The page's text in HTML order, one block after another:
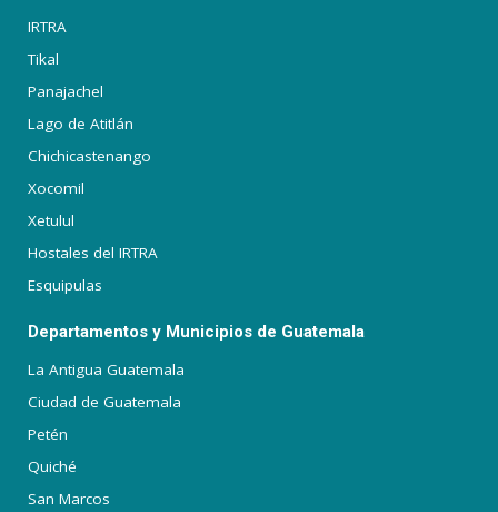
IRTRA
Tikal
Panajachel
Lago de Atitlán
Chichicastenango
Xocomil
Xetulul
Hostales del IRTRA
Esquipulas
Departamentos y Municipios de Guatemala
La Antigua Guatemala
Ciudad de Guatemala
Petén
Quiché
San Marcos